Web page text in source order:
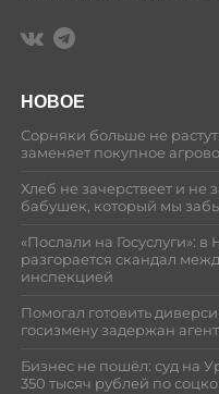
НОВОЕ
Сорняки больше не
заменяет покупное
Хлеб не зачерствеет и не
бабушек, который мы
«Послали на Госуслуги»:
разгорается скандал
инспекцией
Помогал готовить
госизмену задержан
Бизнес не пошёл: суд на
350 тысяч рублей по